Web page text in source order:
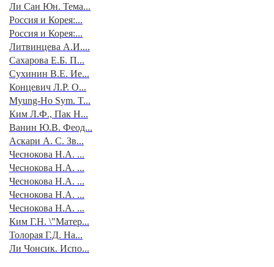
Ли Сан Юн. Тема...
Россия и Корея:...
Россия и Корея:...
Литвинцева А.И....
Сахарова Е.Б. П...
Сухинин В.Е. Ие...
Концевич Л.Р. О...
Myung-Ho Sym. T...
Ким Л.Ф., Пак Н...
Ванин Ю.В. Феод...
Аскари А. С. Зв...
Чеснокова Н.А. ...
Чеснокова Н.А. ...
Чеснокова Н.А. ...
Чеснокова Н.А. ...
Чеснокова Н.А. ...
Ким Г.Н. \"Матер...
Толорая Г.Д. На...
Ли Чонсик. Испо...